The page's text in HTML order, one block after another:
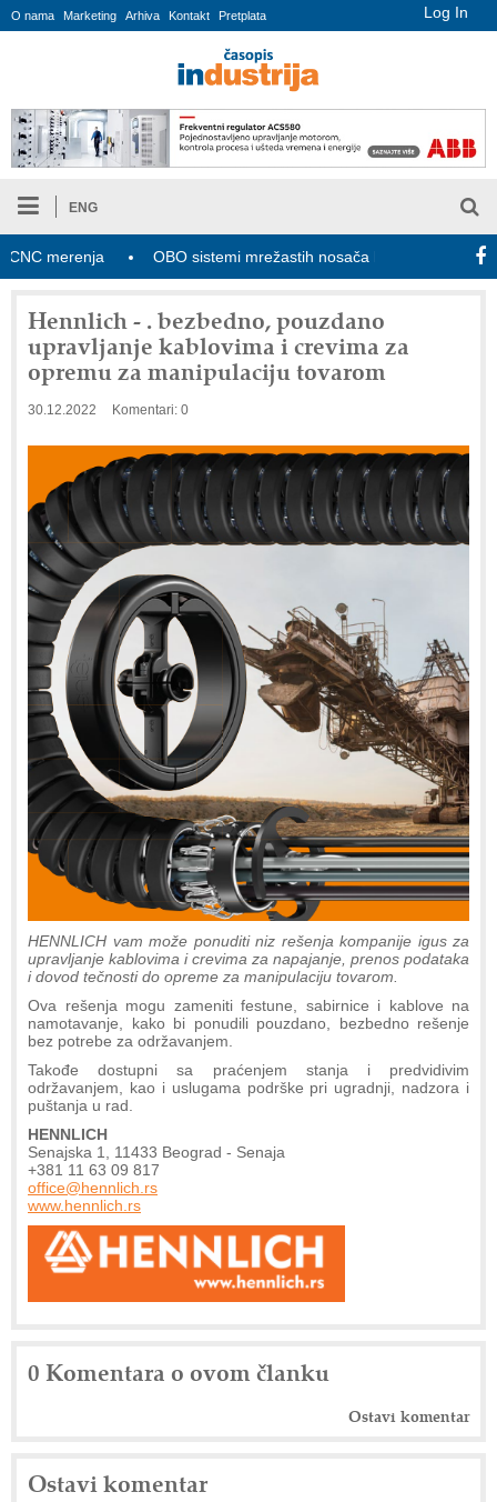
Log In
O nama Marketing Arhiva Kontakt Pretplata
ENG
merenja OBO sistemi mrežastih nosača kablova Novi
Hennlich - . bezbedno, pouzdano
upravljanje kablovima i crevima za
opremu za manipulaciju tovarom
30.12.2022 Komentari: 0
HENNLICH vam može ponuditi niz rešenja kompanije igus za
upravljanje kablovima i crevima za napajanje, prenos podataka
i dovod tečnosti do opreme za manipulaciju tovarom.
Ova rešenja mogu zameniti festune, sabirnice i kablove na
namotavanje, kako bi ponudili pouzdano, bezbedno rešenje
bez potrebe za održavanjem.
Takođe dostupni sa praćenjem stanja i predvidivim
održavanjem, kao i uslugama podrške pri ugradnji, nadzora i
puštanja u rad.
HENNLICH
Senajska 1, 11433 Beograd - Senaja
+381 11 63 09 817
office@hennlich.rs
www.hennlich.rs
0 Komentara o ovom članku
Ostavi komentar
Ostavi komentar